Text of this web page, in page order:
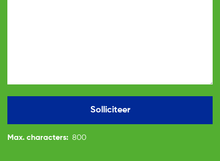
Solliciteer
Max. characters: 800